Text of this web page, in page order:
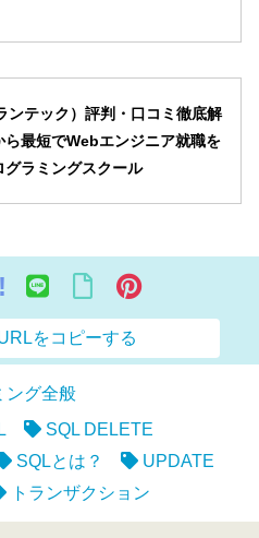
ンテック）評判・口コミ徹底解
ら最短でWebエンジニア就職を
グラミングスクール
をコピーする
ング全般
SQL DELETE
SQLとは？
UPDATE
トランザクション